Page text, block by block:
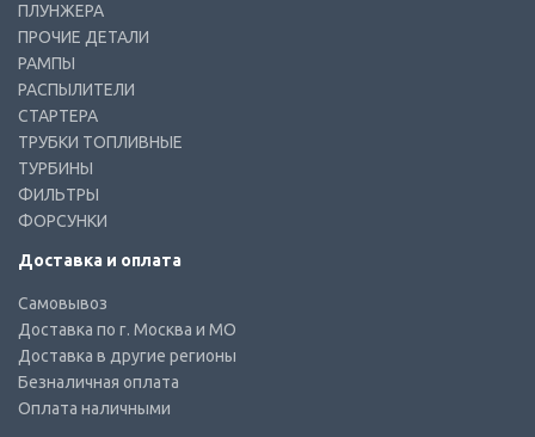
ПЛУНЖЕРА
ПРОЧИЕ ДЕТАЛИ
РАМПЫ
РАСПЫЛИТЕЛИ
СТАРТЕРА
ТРУБКИ ТОПЛИВНЫЕ
ТУРБИНЫ
ФИЛЬТРЫ
ФОРСУНКИ
Доставка и оплата
Самовывоз
Доставка по г. Москва и МО
Доставка в другие регионы
Безналичная оплата
Оплата наличными